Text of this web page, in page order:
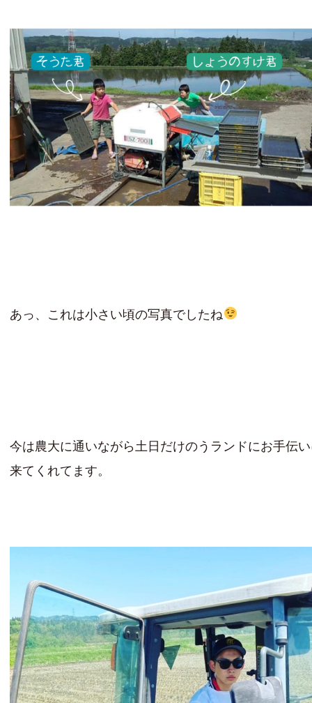
あっ、これは小さい頃の写真でしたね
今は農大に通いながら土日だけのうランドにお手伝
来てくれてます。